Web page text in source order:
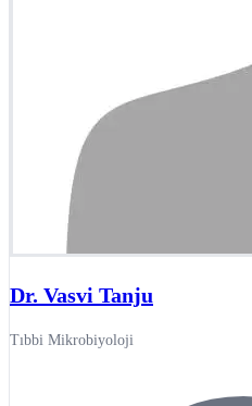
Dr. Vasvi Tanju
Tıbbi Mikrobiyoloji